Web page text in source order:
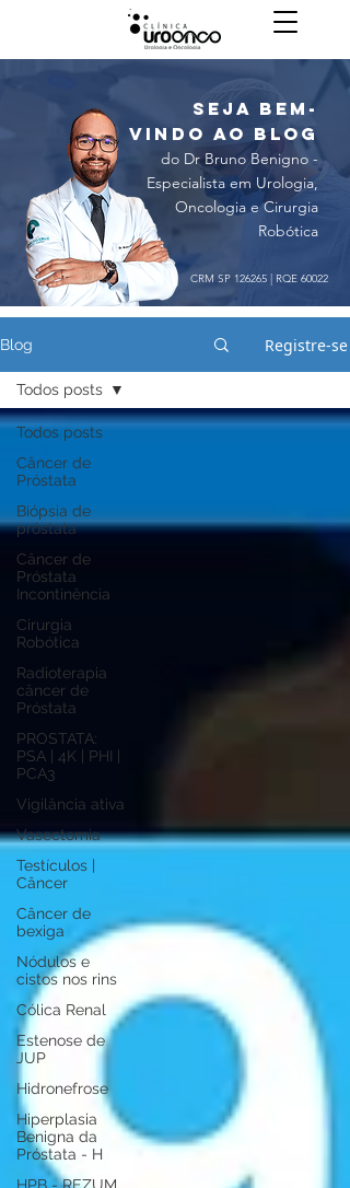
seja bem-
vindo ao blog
do Dr Bruno Benigno -
Especialista em Urologia,
Oncologia e Cirurgia
Robótica
CRM SP 126265 | RQE 60022
Blog Registre-se
Todos posts
Câncer de
Próstata
Biópsia de
próstata
Câncer de
Próstata
Incontinência
Cirurgia
Robótica
Radioterapia
câncer de
Próstata
PROSTATA:
PSA | 4K | PHI |
PCA3
Vigilância ativa
Vasectomia
Testículos |
Câncer
Câncer de
bexiga
Nódulos e
cistos nos rins
Cólica Renal
Estenose de
JUP
Hidronefrose
Hiperplasia
Benigna da
Próstata - H
Todos posts